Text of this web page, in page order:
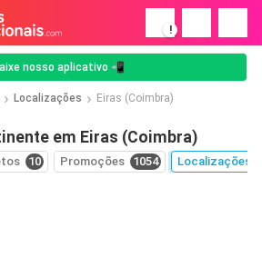
!
nosso aplicativo 📲
Localizações Eiras (Coimbra)
em Eiras (Coimbra)
10 Promoções 1054 Localizações